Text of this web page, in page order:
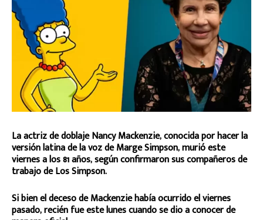
La actriz de doblaje Nancy Mackenzie, conocida por hacer la
versión latina de la voz de Marge Simpson, murió este
viernes a los 81 años, según confirmaron sus compañeros de
trabajo de Los Simpson.
Si bien el deceso de Mackenzie había ocurrido el viernes
pasado, recién fue este lunes cuando se dio a conocer de